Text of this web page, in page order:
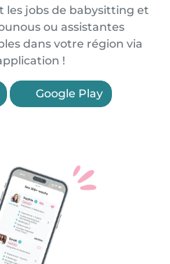
les jobs de babysitting et
ou assistantes
dans votre région via
!
Google Play